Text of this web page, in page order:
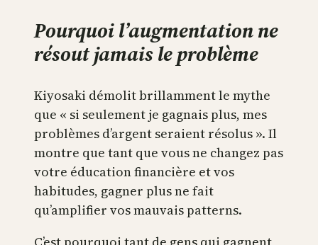
Pourquoi l’augmentation ne
résout jamais le problème
Kiyosaki démolit brillamment le mythe
que « si seulement je gagnais plus, mes
problèmes d’argent seraient résolus ». Il
montre que tant que vous ne changez pas
votre éducation financière et vos
habitudes, gagner plus ne fait
qu’amplifier vos mauvais patterns.